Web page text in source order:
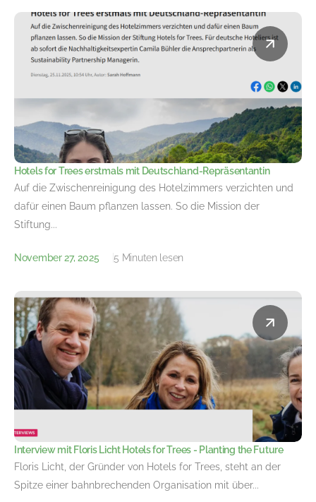
Hotels for Trees erstmals mit Deutschland-Repräsentantin
Auf die Zwischenreinigung des Hotelzimmers verzichten und
dafür einen Baum pflanzen lassen. So die Mission der
Stiftung...
November 27, 2025 5 Minuten lesen
Interview mit Floris Licht Hotels for Trees - Planting the Future
Floris Licht, der Gründer von Hotels for Trees, steht an der
Spitze einer bahnbrechenden Organisation mit über...